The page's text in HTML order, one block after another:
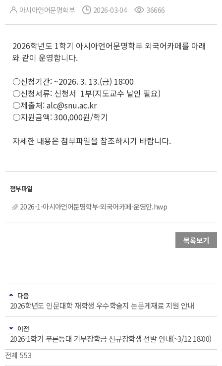
아시아언어문명학부 2026-03-04 36666
2026학년도 1학기 아시아언어문명학부 외국어카페를 아래
와 같이 운영합니다.
○신청기간: ~2026. 3. 13.(금) 18:00
○신청서류: 신청서 1부(지도교수 날인 필요)
○제출처: alc@snu.ac.kr
○지원금액: 300,000원/학기
자세한 내용은 첨부파일을 참조하시기 바랍니다.
2026-1-아시아언어문명학부-외국어카페-운영안.hwp
목록보기
다음
2026학년도 인문대학 재학생 우수학술지 논문게재료 지원 안내
이전
2026-1학기 푸른등대 기부장학금 신규장학생 선발 안내(~3/12 18:00)
전체 553